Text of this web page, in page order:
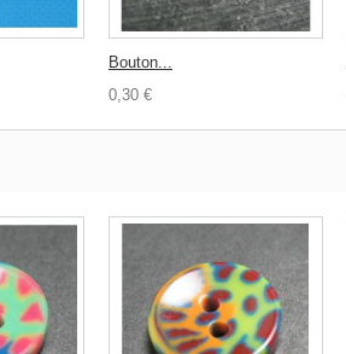
Bouton...
0,30 €